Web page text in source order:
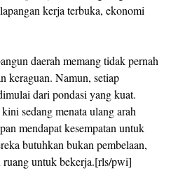
kerja terbuka, ekonomi
daerah memang tidak pernah
keraguan. Namun, setiap
dari pondasi yang kuat.
sedang menata ulang arah
mendapat kesempatan untuk
butuhkan bukan pembelaan,
ruang untuk bekerja.[rls/pwi]